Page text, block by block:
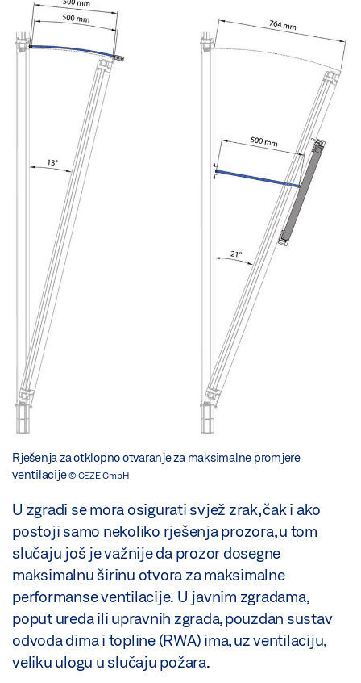
Rješenja za otklopno otvaranje za maksimalne promjere
ventilacije© GEZE GmbH
U zgradi se mora osigurati svjež zrak, čak i ako
postoji samo nekoliko rješenja prozora, u tom
slučaju još je važnije da prozor dosegne
maksimalnu širinu otvora za maksimalne
performanse ventilacije. U javnim zgradama,
poput ureda ili upravnih zgrada, pouzdan sustav
odvoda dima i topline (RWA) ima, uz ventilaciju,
veliku ulogu u slučaju požara.